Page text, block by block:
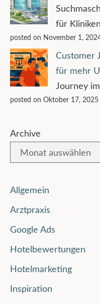
für
posted on November 1,
Customer
für mehr
Journey
posted on Oktober 17, 2025
Archive
Allgemein
Arztpraxis
Google Ads
Hotelbewertungen
Hotelmarketing
Inspiration